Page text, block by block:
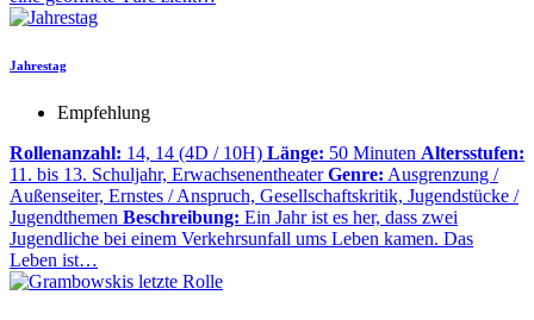
Jahrestag
Empfehlung
Rollenanzahl: 14, 14 (4D / 10H) Länge: 50 Minuten Altersstufen:
11. bis 13. Schuljahr, Erwachsenentheater Genre: Ausgrenzung /
Außenseiter, Ernstes / Anspruch, Gesellschaftskritik, Jugendstücke /
Jugendthemen Beschreibung: Ein Jahr ist es her, dass zwei
Jugendliche bei einem Verkehrsunfall ums Leben kamen. Das
Leben ist…